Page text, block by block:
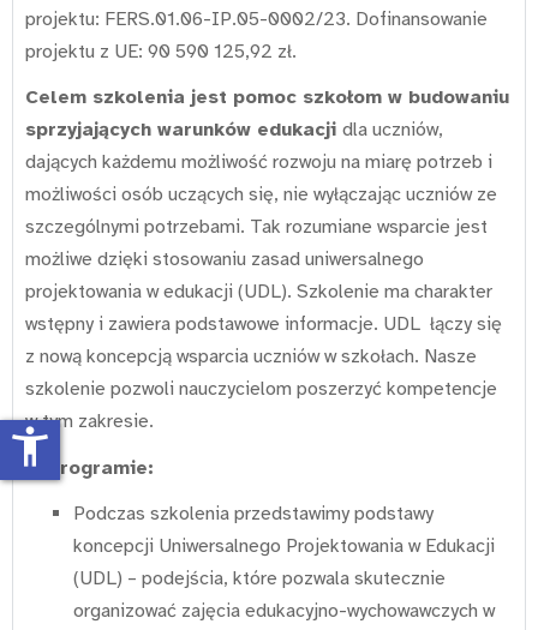
projektu: FERS.01.06-IP.05-0002/23. Dofinansowanie
projektu z UE: 90 590 125,92 zł.
Celem szkolenia jest pomoc szkołom w budowaniu
sprzyjających warunków edukacji dla uczniów,
dających każdemu możliwość rozwoju na miarę potrzeb i
możliwości osób uczących się, nie wyłączając uczniów ze
szczególnymi potrzebami. Tak rozumiane wsparcie jest
możliwe dzięki stosowaniu zasad uniwersalnego
projektowania w edukacji (UDL). Szkolenie ma charakter
wstępny i zawiera podstawowe informacje. UDL łączy się
z nową koncepcją wsparcia uczniów w szkołach. Nasze
szkolenie pozwoli nauczycielom poszerzyć kompetencje
w tym zakresie.
W programie:
Podczas szkolenia przedstawimy podstawy
koncepcji Uniwersalnego Projektowania w Edukacji
(UDL) – podejścia, które pozwala skutecznie
organizować zajęcia edukacyjno-wychowawczych w
accessibility_new